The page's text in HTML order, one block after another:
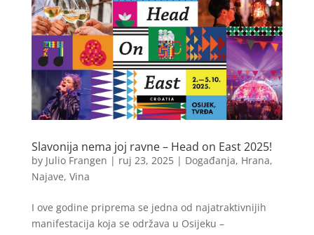
Slavonija nema joj ravne – Head on East 2025!
by Julio Frangen | ruj 23, 2025| Događanja, Hrana,
Najave, Vina
I ove godine priprema se jedna od najatraktivnijih
manifestacija koja se održava u Osijeku –